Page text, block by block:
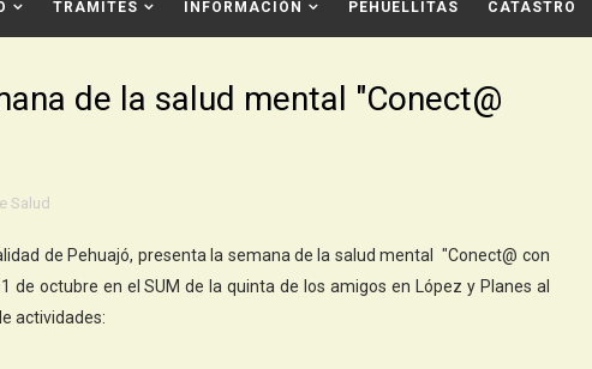
TRAMITES INFORMACIÓN PEHUELLITAS CATASTRO
de la salud mental "Conect@
Salud
de Pehuajó, presenta la semana de la salud mental "Conect@ con
de octubre en el SUM de la quinta de los amigos en López y Planes al
actividades: